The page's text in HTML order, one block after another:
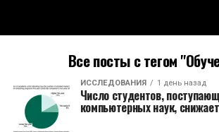
Все посты с тегом
ИССЛЕДОВАНИЯ 1 день назад
Число студентов,
компьютерных наук,